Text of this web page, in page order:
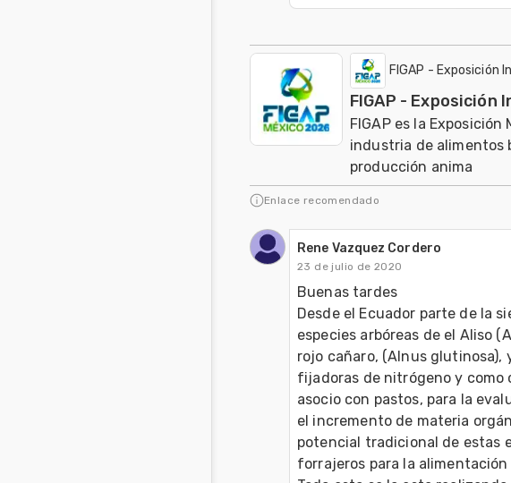
FIGAP - Exposición
FIGAP - Exposición
FIGAP es la
industria de alimentos
producción anima
Enlace recomendado
Rene Vazquez Cordero
23 de julio de 2020
Buenas tardes
Desde el Ecuador parte de la
especies arbóreas de el Aliso
rojo cañaro, (Alnus glutinosa),
fijadoras de nitrógeno y como
asocio con pastos, para la
el incremento de materia
potencial tradicional de estas
forrajeros para la